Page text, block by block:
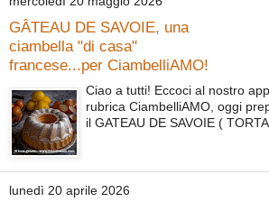
GÂTEAU DE SAVOIE, una
ciambella "di casa"
francese...per CiambelliAMO!
Ciao a tutti! Eccoci al nostro
rubrica CiambelliAMO, oggi
il GATEAU DE SAVOIE (
lunedì 20 aprile 2026